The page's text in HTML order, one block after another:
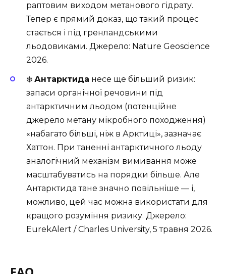
раптовим виходом метанового гідрату.
Тепер є прямий доказ, що такий процес
стається і під гренландськими
льодовиками. Джерело: Nature Geoscience
2026.
❄️ Антарктида несе ще більший ризик:
запаси органічної речовини під
антарктичним льодом (потенційне
джерело метану мікробного походження)
«набагато більші, ніж в Арктиці», зазначає
Хаттон. При таненні антарктичного льоду
аналогічний механізм вимивання може
масштабуватись на порядки більше. Але
Антарктида тане значно повільніше — і,
можливо, цей час можна використати для
кращого розуміння ризику. Джерело:
EurekAlert / Charles University, 5 травня 2026.